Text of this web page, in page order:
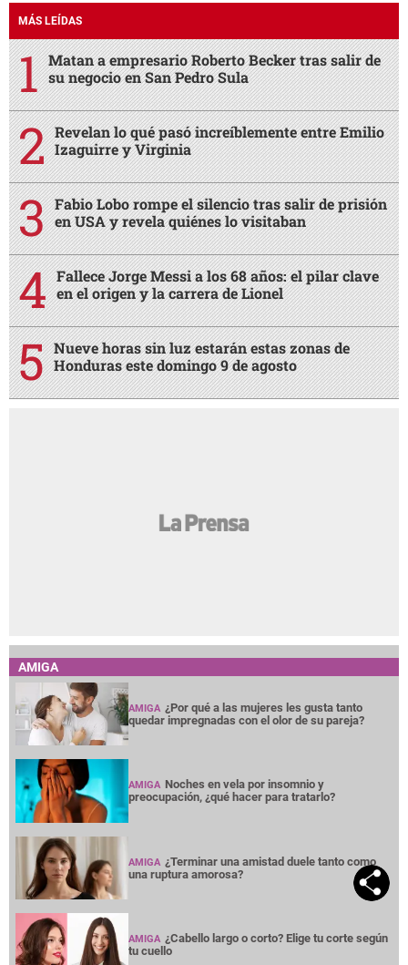
MÁS LEÍDAS
Matan a empresario Roberto Becker tras salir de
su negocio en San Pedro Sula
Revelan lo qué pasó increíblemente entre Emilio
Izaguirre y Virginia
Fabio Lobo rompe el silencio tras salir de prisión
en USA y revela quiénes lo visitaban
Fallece Jorge Messi a los 68 años: el pilar clave
en el origen y la carrera de Lionel
Nueve horas sin luz estarán estas zonas de
Honduras este domingo 9 de agosto
AMIGA
AMIGA ¿Por qué a las mujeres les gusta tanto
quedar impregnadas con el olor de su pareja?
AMIGA Noches en vela por insomnio y
preocupación, ¿qué hacer para tratarlo?
AMIGA ¿Terminar una amistad duele tanto como
una ruptura amorosa?
AMIGA ¿Cabello largo o corto? Elige tu corte según
tu cuello